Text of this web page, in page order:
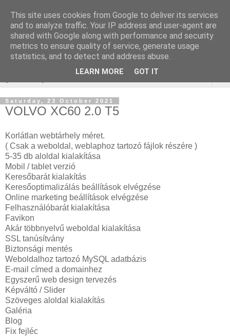
Webáruház Kulcsszó
optimalizálás
Saturday, 23 October 2021
VOLVO XC60 2.0 T5
Korlátlan webtárhely méret.
( Csak a weboldal, weblaphoz tartozó fájlok részére )
5-35 db aloldal kialakítása
Mobil / tablet verzió
Keresőbarát kialakítás
Keresőoptimalizálás beállítások elvégzése
Online marketing beállítások elvégzése
Felhasználóbarát kialakítása
Favikon
Akár többnyelvű weboldal kialakítása
SSL tanúsítvány
Biztonsági mentés
Weboldalhoz tartozó MySQL adatbázis
E-mail címed a domainhez
Egyszerű web design tervezés
Képváltó / Slider
Szöveges aloldal kialakítás
Galéria
Blog
Fix fejléc
This site uses cookies from Google to deliver its services
and to analyze traffic. Your IP address and user-agent are
shared with Google along with performance and security
metrics to ensure quality of service, generate usage
statistics, and to detect and address abuse.
LEARN MORE GOT IT